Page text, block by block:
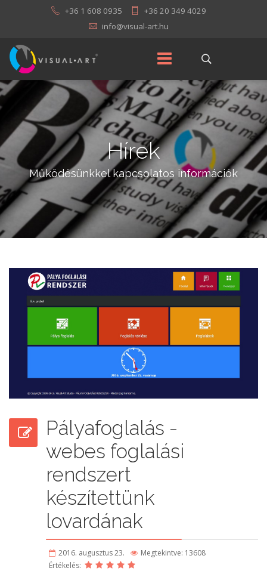
+36 1 608 0935 +36 20 349 4029
Hírek
Működésünkkel kapcsolatos információk
Pályafoglalás -
webes foglalási
rendszert
készítettünk
lovardának
2016. augusztus 23.
Megtekintve: 13608
Értékelés: